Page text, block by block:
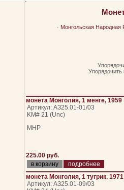
`
· Монгольская Народная
монета Монголия, 1 менге, 1959
Артикул: АЗ25.01-01/03
KM# 21 (Unc)
МНР
225.00 руб.
подробнее
монета Монголия, 1 тугрик,
Артикул: АЗ25.01-09/03